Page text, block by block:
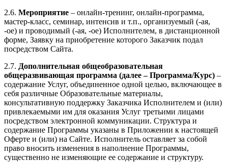
2.6. Мероприятие – онлайн-тренинг, онлайн-программа,
мастер-класс, семинар, интенсив и т.п., организуемый (-ая,
-ое) и проводимый (-ая, -ое) Исполнителем, в дистанционной
форме, Заявку на приобретение которого Заказчик подал
посредством Сайта.
2.7. Дополнительная общеобразовательная
общеразвивающая программа (далее – Программа/Курс) –
содержание Услуг, объединенное одной целью, включающее в
себя различные Образовательные материалы,
консультативную поддержку Заказчика Исполнителем и (или)
привлекаемыми им для оказания Услуг третьими лицами
посредством электронной коммуникации. Структура и
содержание Программы указаны в Приложении к настоящей
Оферте и (или) на Сайте. Исполнитель оставляет за собой
право вносить изменения в наполнение Программы,
существенно не изменяющие ее содержание и структуру.